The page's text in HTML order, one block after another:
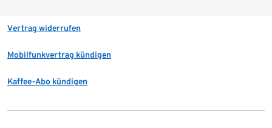
Vertrag widerrufen
Mobilfunkvertrag kündigen
Kaffee-Abo kündigen